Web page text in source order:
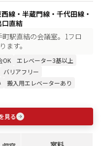
線・半蔵門線・千代田線・
直結
町駅直結の会議室。1フロ
ます。
OK
エレベーター3基以上
バリアフリー
搬入用エレベーターあり
見る